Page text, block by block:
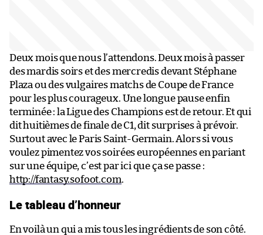
Deux mois que nous l’attendons. Deux mois à passer
des mardis soirs et des mercredis devant Stéphane
Plaza ou des vulgaires matchs de Coupe de France
pour les plus courageux. Une longue pause enfin
terminée : la Ligue des Champions est de retour. Et qui
dit huitièmes de finale de C1, dit surprises à prévoir.
Surtout avec le Paris Saint-Germain. Alors si vous
voulez pimentez vos soirées européennes en pariant
sur une équipe, c’est par ici que ça se passe :
http://fantasy.sofoot.com.
Le tableau d’honneur
En voilà un qui a mis tous les ingrédients de son côté.